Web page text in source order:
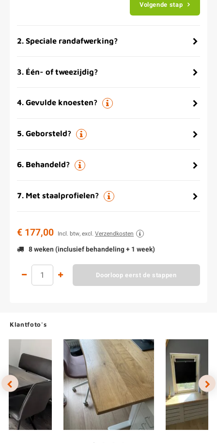
Volgende stap
2. Speciale randafwerking?
3. Één- of tweezijdig?
4. Gevulde knoesten?
5. Geborsteld?
6. Behandeld?
7. Met staalprofielen?
€ 177,00 Incl. btw, excl. Verzendkosten
8 weken (inclusief behandeling + 1 week)
Doorloop eerst de stappen
Klantfoto's